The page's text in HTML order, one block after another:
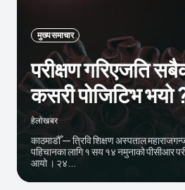
मुख्य समाचार
परीक्षण गरिएजति
कसरी पोजिटिभ भयो
हेलाेखबर
काठमाडौँ — त्रिवि शिक्षण अस्पताल
पहिचानका लागि १ सय १४ नमुनाको पीसीआर
आयो । २४...